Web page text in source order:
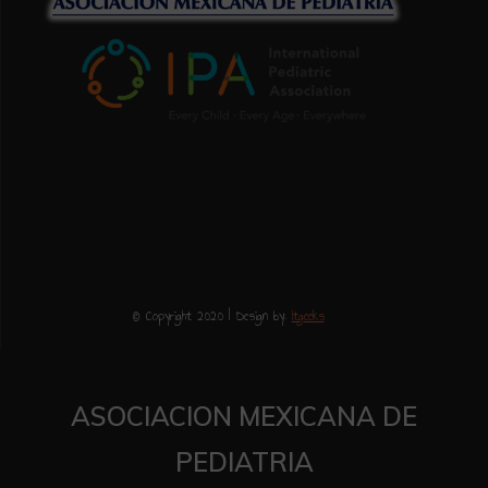
© Copyright 2020 | Design by:Itgeeks
ASOCIACION MEXICANA DE
PEDIATRIA